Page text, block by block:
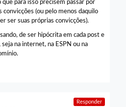
para isso precisem passar por
convicções (ou pelo menos daquilo
ser suas próprias convicções).
de ser hipócrita em cada post e
na internet, na ESPN ou na
Responder